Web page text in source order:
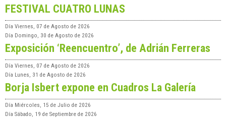
FESTIVAL CUATRO LUNAS
Día Viernes, 07 de Agosto de 2026
Día Domingo, 30 de Agosto de 2026
Exposición ‘Reencuentro’, de Adrián Ferreras
Día Viernes, 07 de Agosto de 2026
Día Lunes, 31 de Agosto de 2026
Borja Isbert expone en Cuadros La Galería
Día Miércoles, 15 de Julio de 2026
Día Sábado, 19 de Septiembre de 2026